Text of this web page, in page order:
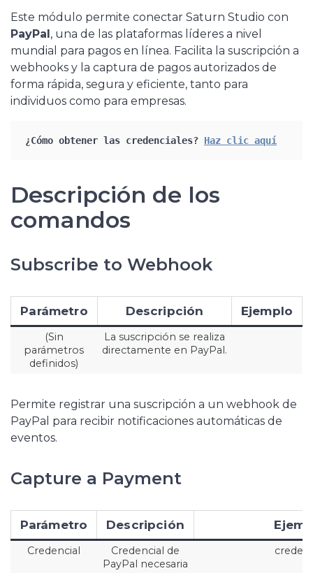
Este módulo permite conectar Saturn Studio con
PayPal, una de las plataformas líderes a nivel
mundial para pagos en línea. Facilita la suscripción a
webhooks y la captura de pagos autorizados de
forma rápida, segura y eficiente, tanto para
individuos como para empresas.
¿Cómo obtener las credenciales? Haz clic aquí
Descripción de los
comandos
Subscribe to Webhook
Parámetro Descripción Ejemplo
(Sin
parámetros
definidos)
La suscripción se realiza
directamente en PayPal.
Permite registrar una suscripción a un webhook de
PayPal para recibir notificaciones automáticas de
eventos.
Capture a Payment
Parámetro Descripción
Credencial
Credencial de
PayPal necesaria